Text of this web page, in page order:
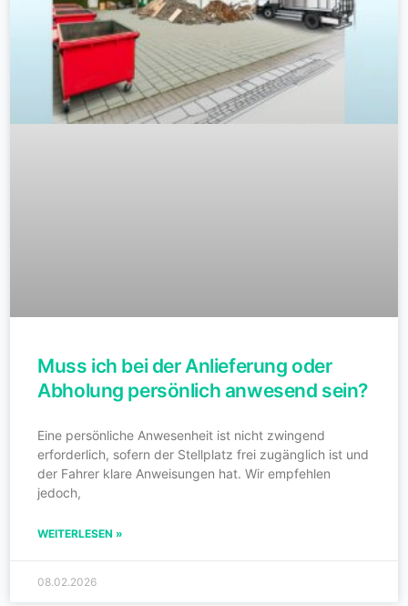
Muss ich bei der Anlieferung oder
Abholung persönlich anwesend sein?
Eine persönliche Anwesenheit ist nicht zwingend
erforderlich, sofern der Stellplatz frei zugänglich ist und
der Fahrer klare Anweisungen hat. Wir empfehlen
jedoch,
WEITERLESEN »
08.02.2026